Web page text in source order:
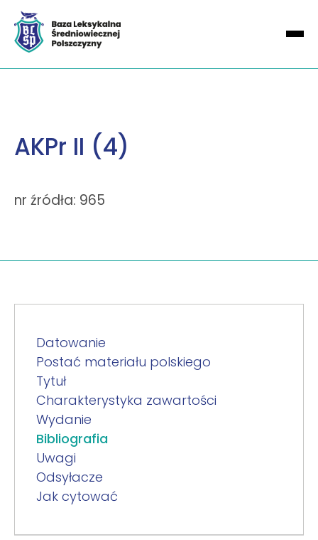
AKPr II (4)
nr źródła: 965
Datowanie
Postać materiału polskiego
Tytuł
Charakterystyka zawartości
Wydanie
Bibliografia
Uwagi
Odsyłacze
Jak cytować